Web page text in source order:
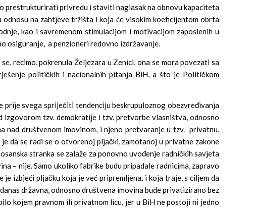
prestrukturirati privredu i staviti naglasak na obnovu kapaciteta
na zahtjeve tržišta i koja će visokim koeficijentom obrta
kao i savremenom stimulacijom i motivacijom zaposlenih u
osiguranje, a penzioneri redovno izdržavanje.
recimo, pokrenula Željezara u Zenici, ona se mora povezati sa
političkih i nacionalnih pitanja BiH, a što je Političkom
svega spriječiti tendenciju beskrupuloznog obezvređivanja
izgovorom tzv. demokratije i tzv. pretvorbe vlasništva, odnosno
nad društvenom imovinom, i njeno pretvaranje u tzv. privatnu,
da se radi se o otvorenoj pljački, zamotanoj u privatne zakone
stranka se zalaže za ponovno uvođenje radničkih savjeta
– nije. Samo ukoliko fabrike budu pripadale radnicima, zapravo
izbjeći pljačku koja je već pripremljena, i koja traje, s ciljem da
državna, odnosno društvena imovina bude privatizirano bez
kojem pravnom ili privatnom licu, jer u BiH ne postoji ni jedno